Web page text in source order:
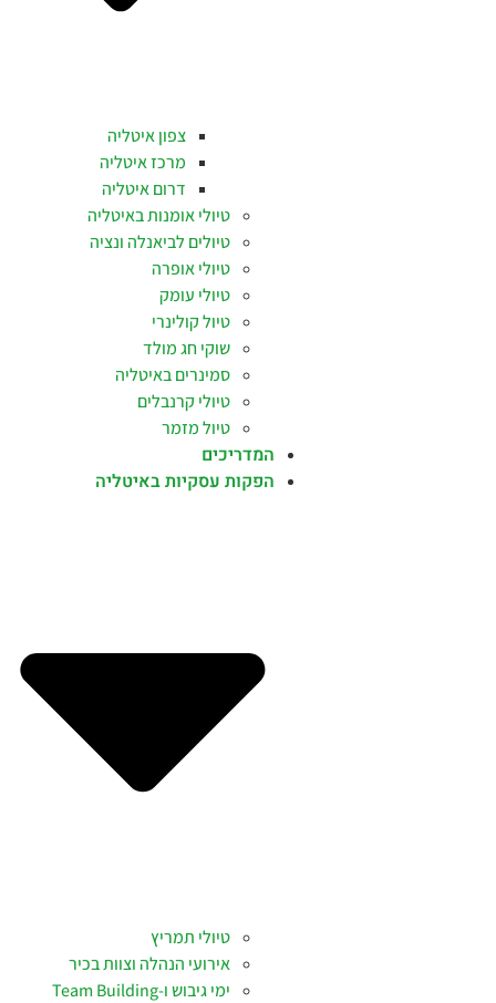
צפון איטליה
מרכז איטליה
דרום איטליה
טיולי אומנות באיטליה
טיולים לביאנלה ונציה
טיולי אופרה
טיולי עומק
טיול קולינרי
שוקי חג מולד
סמינרים באיטליה
טיולי קרנבלים
טיול מזמר
המדריכים
הפקות עסקיות באיטליה
טיולי תמריץ
אירועי הנהלה וצוות בכיר
ימי גיבוש ו-Team Building